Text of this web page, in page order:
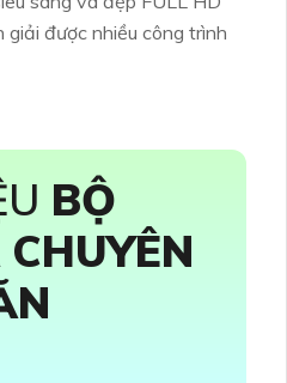
được nhiều công trình
BỘ